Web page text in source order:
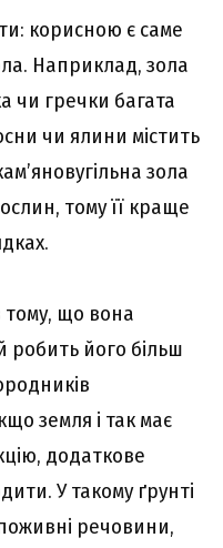
корисною є саме
Наприклад, зола
чи гречки багата
чи ялини містить
зола
тому її краще
тому, що вона
робить його більш
земля і так має
додаткове
У такому ґрунті
речовини,